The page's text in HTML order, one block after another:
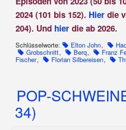
2024 (101 bis 152). Hier die
204). Und hier die ab 2026.
Schlüsselworte: Elton John,
Grobschnitt, Berq, Franz
Fischer, Florian Silbereisen,
POP-
34)